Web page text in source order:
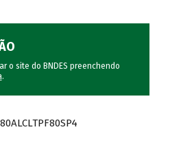
o site do BNDES preenchendo
.